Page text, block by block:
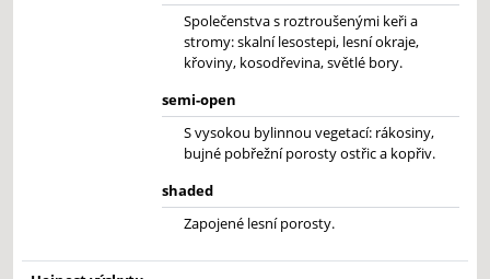
Společenstva s roztroušenými keři a
stromy: skalní lesostepi, lesní okraje,
křoviny, kosodřevina, světlé bory.
semi-open
S vysokou bylinnou vegetací: rákosiny,
bujné pobřežní porosty ostřic a kopřiv.
shaded
Zapojené lesní porosty.